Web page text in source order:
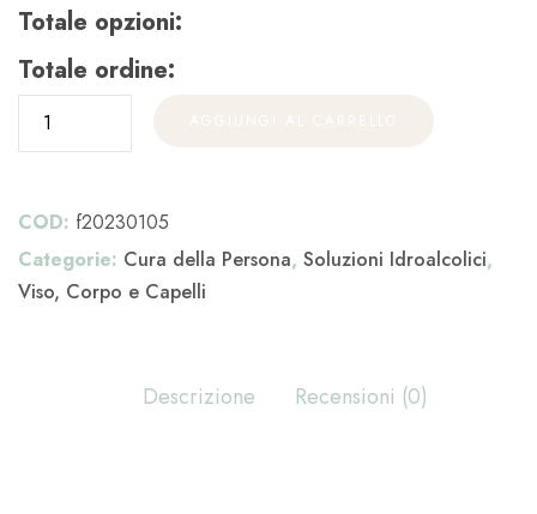
Totale opzioni:
Totale ordine:
COD: f20230105
Categorie: Cura della Persona, Soluzioni Idroalcolici,
Viso, Corpo e Capelli
Descrizione Recensioni (0)